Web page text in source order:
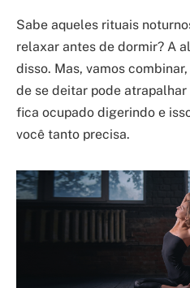
Sabe aqueles rituais
relaxar antes de dormir? A
disso. Mas, vamos
de se deitar pode atrapalhar
fica ocupado digerindo e
você tanto precisa.